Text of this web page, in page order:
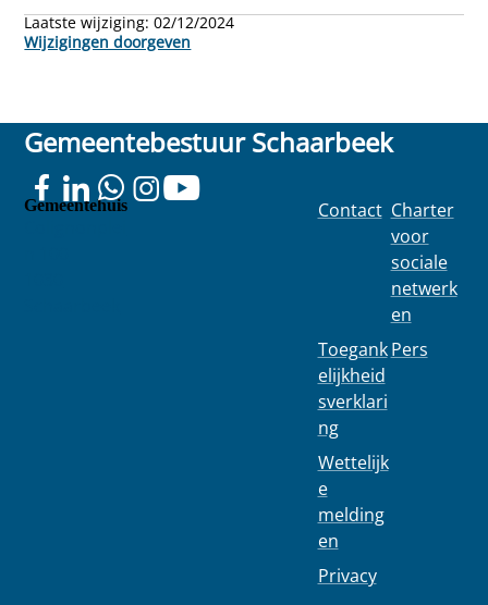
Laatste wijziging:02/12/2024
Wijzigingen doorgeven
Gemeentebestuur Schaarbeek
Gemeentehuis Contact
Toegank
elijkheid
sverklari
ng
Wettelijk
e
melding
en
Privacy
Charter
voor
sociale
netwerk
en
Pers